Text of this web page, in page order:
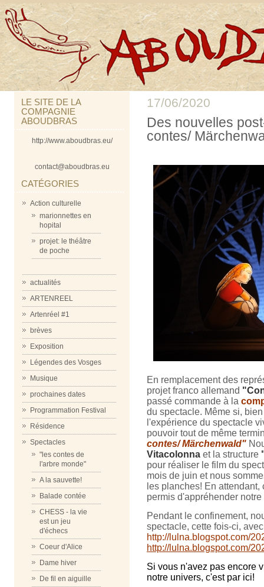
LE SITE DE LA
COMPAGNIE
ABOUDBRAS
http://www.aboudbras.eu/
contact@aboudbras.eu
CATÉGORIES
Action culturelle
marionnettes en
hopital
projet: le théâtre
de poche
actualités
ARTENREEL
Artenréel #1
brèves
Exposition
Légendes des Vosges
Musique
prochaines dates
Programmation Festival
Résidence
Spectacles
"les contes de
l'arbre monde"
A la sauvette!
Balade contée
CHESS - la vie
est un jeu
d'échecs
Coeur d'Alice
Dame hiver
De fil en aiguille
17/06/2020
Des nouvelles
contes/
En remplacement des
projet franco allemand
passé commande à la
du spectacle. Même si,
l'expérience du spectacle
pouvoir tout de même
contes/ Märchenwald"
Vitacolonna et la structure
pour réaliser le film du
mois de juin et nous
les planches! En
permis d'appréhender
Pendant le confinement,
spectacle, cette fois-ci,
http://lulna.blogspot.com/
http://lulna.blogspot.com/
Si vous n'avez pas encore
notre univers, c'est par ici!